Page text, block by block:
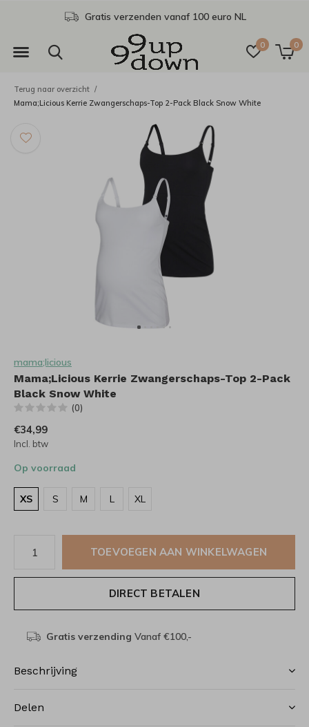
0 0
Gratis verzenden vanaf 100 euro NL
Terug naar overzicht
Mama;Licious Kerrie Zwangerschaps-Top 2-Pack Black Snow White
mama;licious
Mama;Licious Kerrie Zwangerschaps-Top 2-Pack
Black Snow White
(0)
€34,99
Incl. btw
Op voorraad
XS S M L XL
TOEVOEGEN AAN WINKELWAGEN
DIRECT BETALEN
Gratis verzending Vanaf €100,-
Beschrijving
Delen